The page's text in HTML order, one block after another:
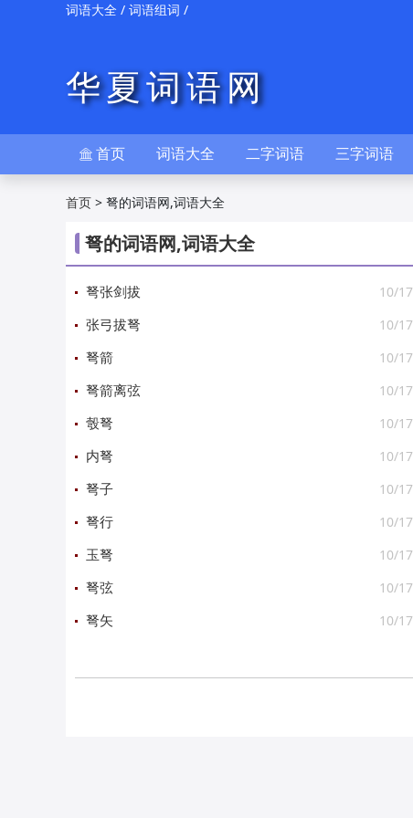
词语大全 / 词语组词 /
华夏词语网
 首页 词语大全 二字词语 三字词语
首页 > 弩的词语网,词语大全
弩的词语网,词语大全
10/17
弩张剑拔
10/17
张弓拔弩
10/17
弩箭
10/17
弩箭离弦
10/17
彀弩
10/17
内弩
10/17
弩子
10/17
弩行
10/17
玉弩
10/17
弩弦
10/17
弩矢